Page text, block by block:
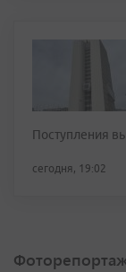
Поступления
сегодня, 19:02